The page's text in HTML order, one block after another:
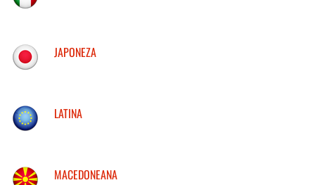
JAPONEZA
LATINA
MACEDONEANA